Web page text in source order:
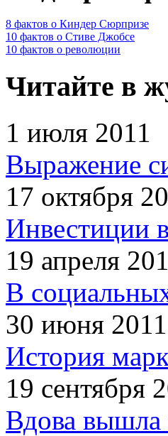
8 фактов о Киндер Сюрпризе
10 фактов о Стиве Джобсе
10 фактов о революции
Читайте в
1 июля 2011
Выражение
17 октября
Инвестиции
19 апреля
В
30 июня 2011
История
19 сентября
Вдова вышла